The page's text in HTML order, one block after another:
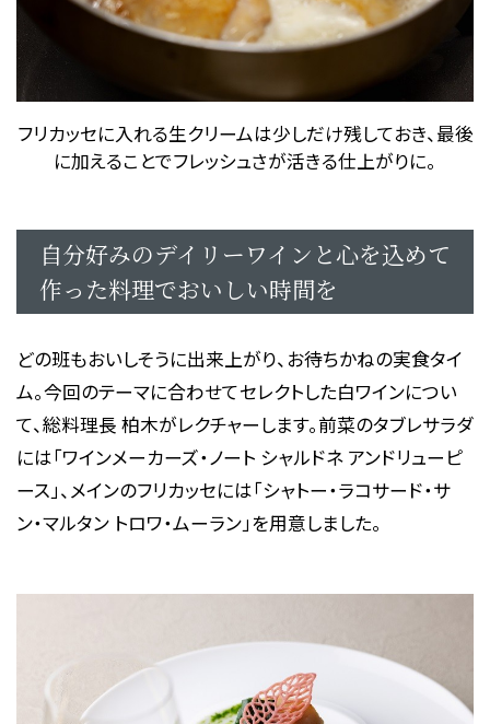
フリカッセに入れる生クリームは少しだけ残しておき、最後
に加えることでフレッシュさが活きる仕上がりに。
自分好みのデイリーワインと心を込めて
作った料理でおいしい時間を
どの班もおいしそうに出来上がり、お待ちかねの実食タイ
ム。今回のテーマに合わせてセレクトした白ワインについ
て、総料理長 柏木がレクチャーします。前菜のタブレサラダ
には「ワインメーカーズ・ノート シャルドネ アンドリューピ
ース」、メインのフリカッセには「シャトー・ラコサード・サ
ン・マルタン トロワ・ムーラン」を用意しました。